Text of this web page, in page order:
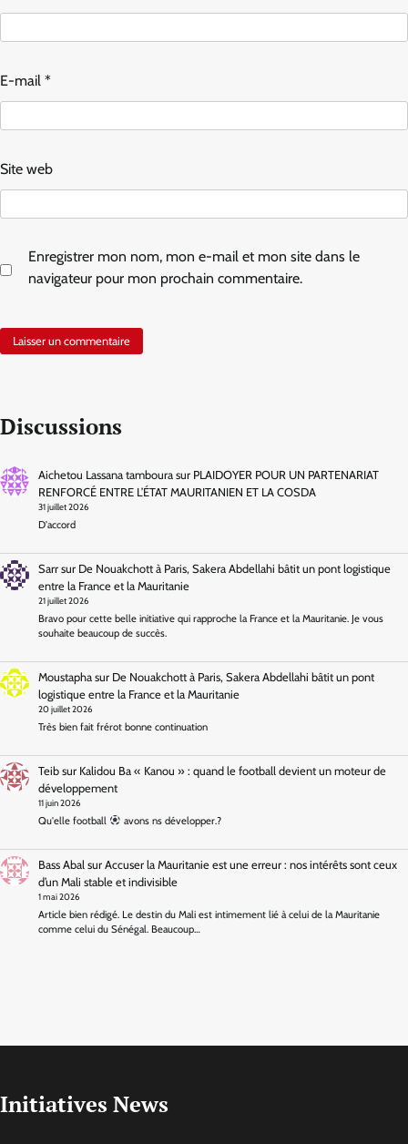
E-mail *
Site web
Enregistrer mon nom, mon e-mail et mon site dans le
navigateur pour mon prochain commentaire.
Discussions
Aichetou Lassana tambourasur PLAIDOYER POUR UN PARTENARIAT
RENFORCÉ ENTRE L’ÉTAT MAURITANIEN ET LA COSDA
31 juillet 2026
D'accord
Sarrsur De Nouakchott à Paris, Sakera Abdellahi bâtit un pont logistique
entre la France et la Mauritanie
21 juillet 2026
Bravo pour cette belle initiative qui rapproche la France et la Mauritanie. Je vous
souhaite beaucoup de succès.
Moustaphasur De Nouakchott à Paris, Sakera Abdellahi bâtit un pont
logistique entre la France et la Mauritanie
20 juillet 2026
Très bien fait frérot bonne continuation
Teibsur Kalidou Ba « Kanou » : quand le football devient un moteur de
développement
11 juin 2026
Qu'elle football avons ns développer.?
Bass Abal sur Accuser la Mauritanie est une erreur : nos intérêts sont ceux
d’un Mali stable et indivisible
1 mai 2026
Article bien rédigé. Le destin du Mali est intimement lié à celui de la Mauritanie
comme celui du Sénégal. Beaucoup…
Initiatives News